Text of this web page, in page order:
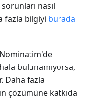
nasıl
fazla bilgiyi burada
Nominatim'de
bulunamıyorsa,
Daha fazla
çözümüne katkıda